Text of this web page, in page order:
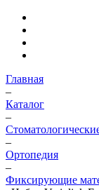
Главная
–
Каталог
–
–
Ортопедия
–
Фиксирующие